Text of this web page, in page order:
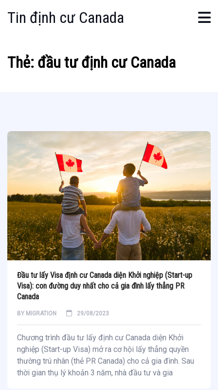
Tin định cư Canada
Thẻ: đầu tư định cư Canada
Đầu tư lấy Visa định cư Canada diện Khởi nghiệp (Start-up
Visa): con đường duy nhất cho cả gia đình lấy thẳng PR
Canada
BY MIGRATION 29/08/2023
Chương trình đầu tư lấy định cư Canada diện Khởi
nghiệp (Start-up Visa) mở ra cơ hội lấy thẳng quyền
thường trú nhân (thẻ PR Canada) cho cả gia đình. Sau
thời gian thụ lý khoản 3 năm, nhà đầu tư và gia